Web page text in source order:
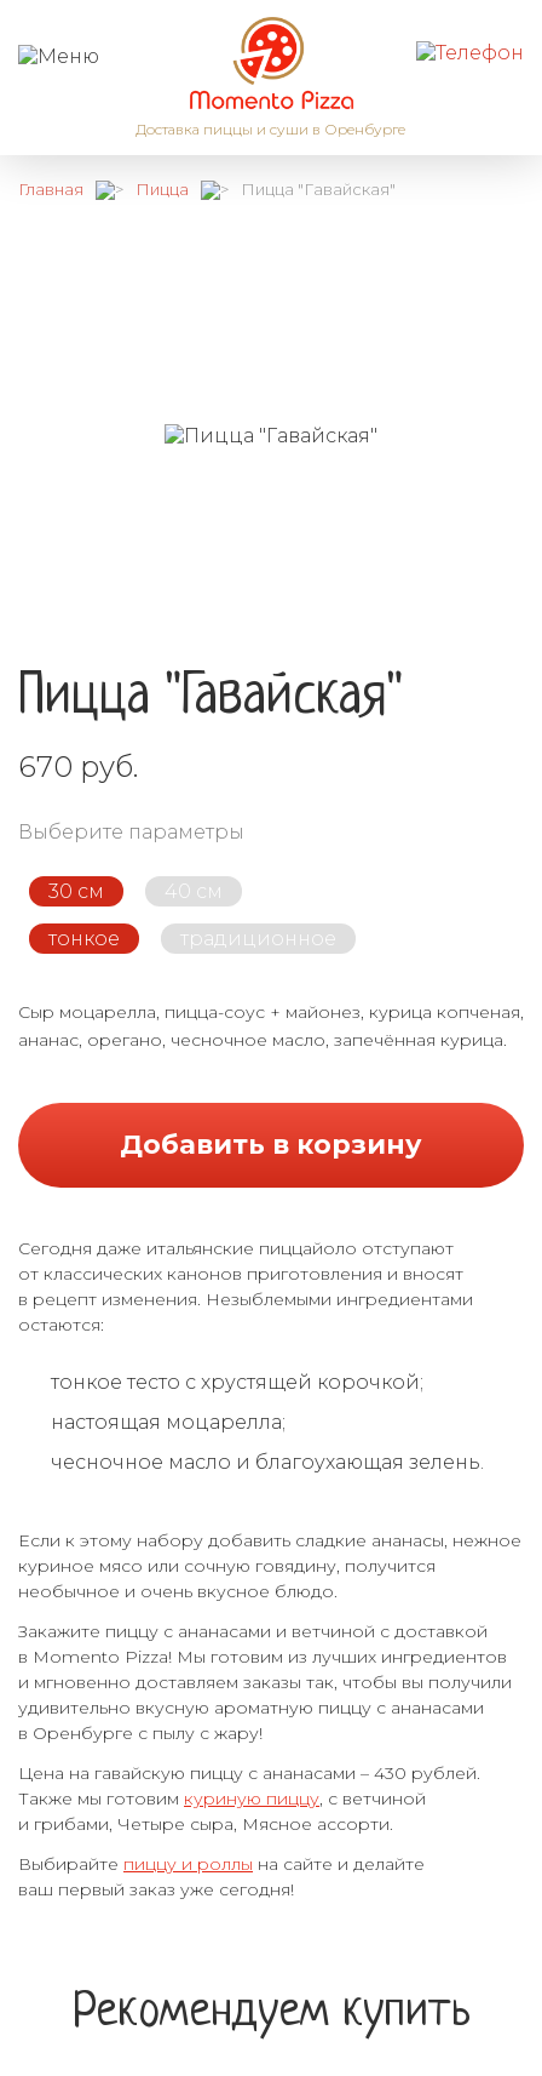
Доставка пиццы и суши в Оренбурге
Главная Пицца Пицца "Гавайская"
Пицца "Гавайская"
670 руб.
Выберите параметры
30 см 40 см
тонкое традиционное
Сыр моцарелла, пицца-соус + майонез, курица копченая,
ананас, орегано, чесночное масло, запечённая курица
Добавить в корзину
Сегодня даже итальянские пиццайоло отступают
от классических канонов приготовления и вносят
в рецепт изменения. Незыблемыми ингредиентами
остаются:
тонкое тесто с хрустящей корочкой;
настоящая моцарелла;
чесночное масло и благоухающая зелень.
Если к этому набору добавить сладкие ананасы, нежное
куриное мясо или сочную говядину, получится
необычное и очень вкусное блюдо.
Закажите пиццу с ананасами и ветчиной с доставкой
в Momento Pizza! Мы готовим из лучших ингредиентов
и мгновенно доставляем заказы так, чтобы вы получили
удивительно вкусную ароматную пиццу с ананасами
в Оренбурге с пылу с жару!
Цена на гавайскую пиццу с ананасами – 430 рублей.
Также мы готовим куриную пиццу , с ветчиной
и грибами, Четыре сыра, Мясное ассорти.
Выбирайте пиццу и роллы на сайте и делайте
ваш первый заказ уже сегодня!
Рекомендуем купить